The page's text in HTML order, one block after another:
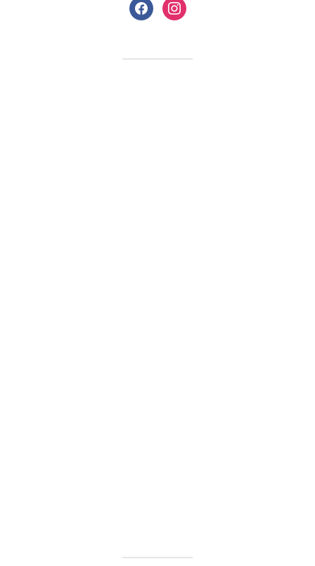
facebookinstagram